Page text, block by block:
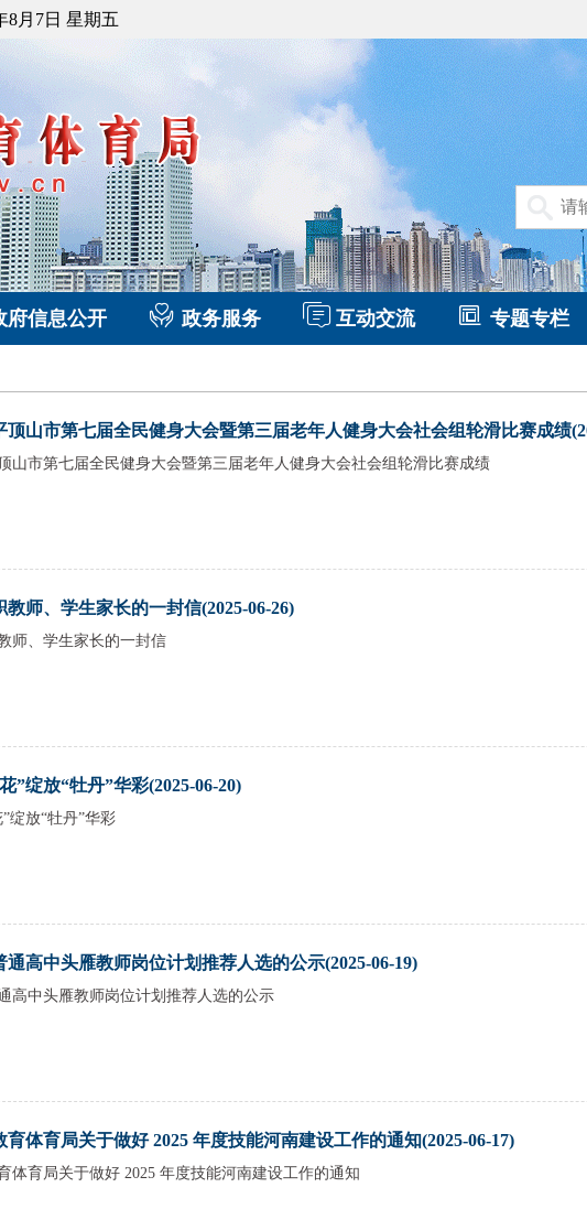
8月7日 星期五
府信息公开 政务服务 互动交流 专题专栏
顶山市第七届全民健身大会暨第三届老年人健身大会社会组轮滑比赛成绩
山市第七届全民健身大会暨第三届老年人健身大会社会组轮滑比赛成绩
教师、学生家长的一封信(2025-06-26)
师、学生家长的一封信
”绽放“牡丹”华彩(2025-06-20)
绽放“牡丹”华彩
通高中头雁教师岗位计划推荐人选的公示(2025-06-19)
高中头雁教师岗位计划推荐人选的公示
育体育局关于做好 2025 年度技能河南建设工作的通知(2025-06-17)
体育局关于做好 2025 年度技能河南建设工作的通知